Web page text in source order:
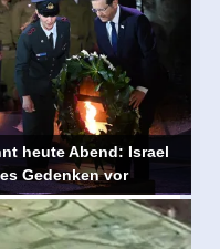
heute Abend: Israel
Gedenken vor